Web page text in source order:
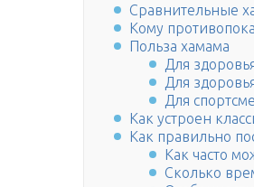
Сравнительные
Кому
Польза хамама
Для
Для
Для
Как устроен
Как правильно
Как часто
Сколько